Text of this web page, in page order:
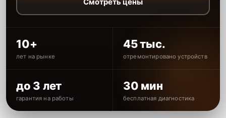
10+
лет на рынке
45 тыс.
отремонтировано устройств
до 3 лет
гарантия на работы
30 мин
бесплатная диагностика